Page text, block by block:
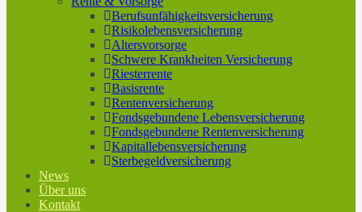
Berufs­unfähigkeitsversicherung
Risikolebensversicherung
Altersvorsorge
Schwere Krankheiten Versicherung
Riesterrente
Basisrente
Rentenversicherung
Fondsgebundene Lebensversicherung
Fondsgebundene Rentenversicherung
Kapitallebensversicherung
Sterbegeldversicherung
News
Über uns
Kontakt